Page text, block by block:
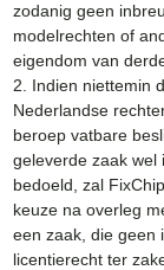
zodanig geen
modelrechten of
eigendom van
2. Indien niettemin
Nederlandse
beroep vatbare
geleverde zaak wel
bedoeld, zal
keuze na overleg
een zaak, die geen
licentierecht ter